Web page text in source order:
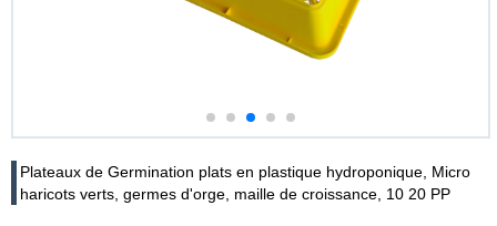
Plateaux de Germination plats en plastique hydroponique, Micro
haricots verts, germes d'orge, maille de croissance, 10 20 PP